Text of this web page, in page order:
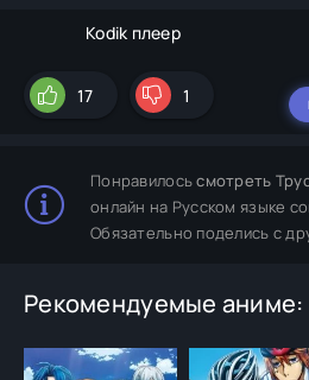
Kodik плеер
17 1
Понравилосьсмотреть
онлайн на Русском языке
Обязательно поделись с
Рекомендуемые аниме: